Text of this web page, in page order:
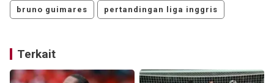
bruno guimares pertandingan liga inggris
Terkait